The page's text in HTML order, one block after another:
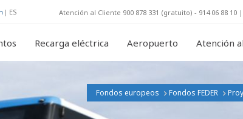
| ES Atención al Cliente 900 878 331 (gratuito) - 914 06 88 10 |
Recarga eléctrica Aeropuerto Atención
Fondos europeos Fondos FEDER